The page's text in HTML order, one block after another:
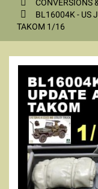
CONVERSIONS

BL16004K - US
TAKOM 1/16